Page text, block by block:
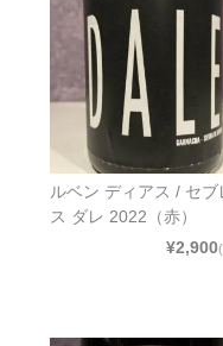
ルベン ディアス / セブ
ス ダレ 2022（赤）
¥2,900